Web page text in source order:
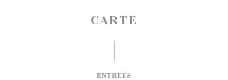
CARTE
ENTREES